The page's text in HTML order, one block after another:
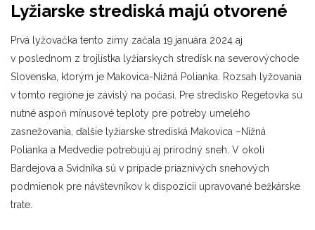
Lyžiarske strediská majú otvorené
Prvá lyžovačka tento zimy začala 19.januára 2024 aj
v poslednom z trojlístka lyžiarskych stredísk na severovýchode
Slovenska, ktorým je Makovica-Nižná Polianka. Rozsah lyžovania
v tomto regióne je závislý na počasí. Pre stredisko Regetovka sú
nutné aspoň mínusové teploty pre potreby umelého
zasnežovania, ďalšie lyžiarske strediská Makovica –Nižná
Polianka a Medvedie potrebujú aj prírodný sneh. V okolí
Bardejova a Svidníka sú v prípade priaznivých snehových
podmienok pre návštevníkov k dispozícii upravované bežkárske
trate.